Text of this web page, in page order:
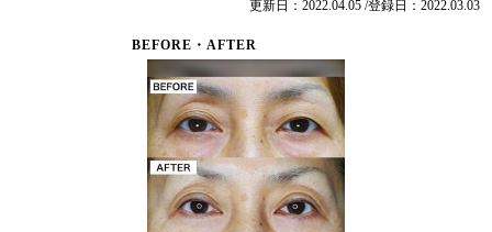
更新日：2022.04.05 /登録日：2022.03.03
BEFORE・AFTER